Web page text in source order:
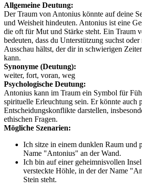
Allgemeine Deutung:
Der Traum von Antonius könnte auf deine
und Weisheit hindeuten. Antonius ist eine
die oft für Mut und Stärke steht. Ein Traum
bedeuten, dass du Unterstützung suchst
Ausschau hältst, der dir in schwierigen
kann.
Synonyme (Deutung):
weiter, fort, voran, weg
Psychologische Deutung:
Antonius kann im Traum ein Symbol für
spirituelle Erleuchtung sein. Er könnte auch
Entscheidungskonflikte darstellen,
ethischen Fragen.
Mögliche Szenarien:
Ich sitze in einem dunklen Raum und
Name "Antonius" an der Wand.
Ich bin auf einer geheimnisvollen
versteckte Höhle, in der der Name
Stein steht.